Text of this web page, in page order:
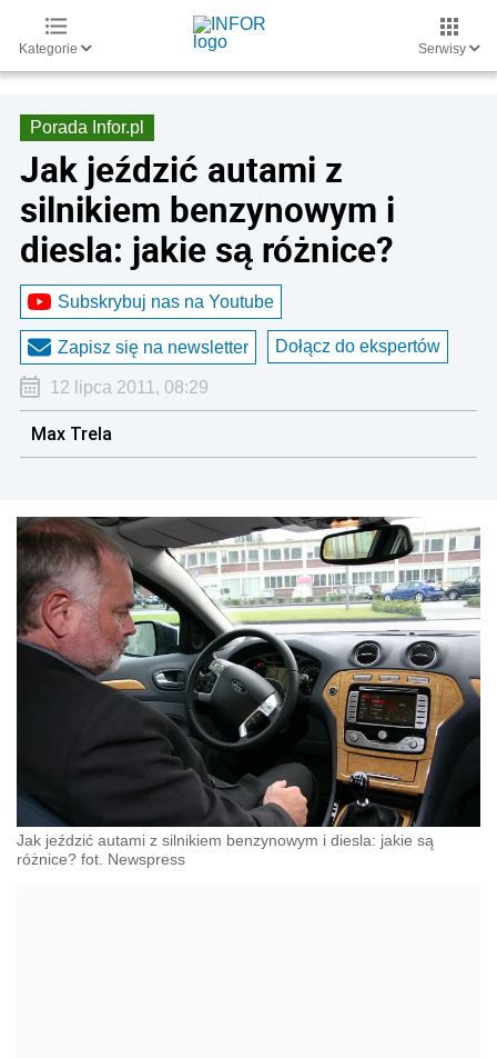
Kategorie Serwisy
Porada Infor.pl
Jak jeździć autami z
silnikiem benzynowym i
diesla: jakie są różnice?
Subskrybuj nas na Youtube
Zapisz się na newsletter Dołącz do ekspertów
12 lipca 2011, 08:29
Max Trela
Jak jeździć autami z silnikiem benzynowym i diesla: jakie są
różnice? fot. Newspress